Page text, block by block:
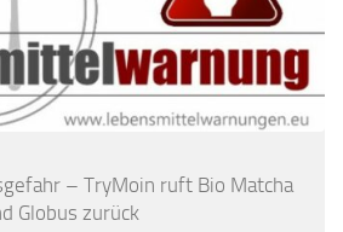
– TryMoin ruft Bio Matcha
Globus zurück